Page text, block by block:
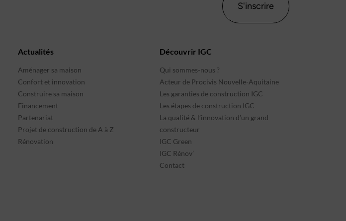
S'inscrire
Actualités
Aménager sa maison
Confort et innovation
Construire sa maison
Financement
Partenariat
Projet de construction de A à Z
Rénovation
Découvrir IGC
Qui sommes-nous ?
Acteur de Procivis Nouvelle-Aquitaine
Les garanties de construction IGC
Les étapes de construction IGC
La qualité & l’innovation d’un grand
constructeur
IGC Green
IGC Rénov’
Contact